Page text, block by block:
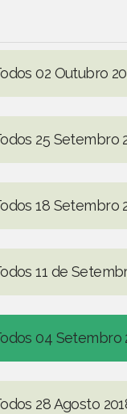
02 Outubro
25 Setembro
18 Setembro
11 de
04 Setembro
28 Agosto